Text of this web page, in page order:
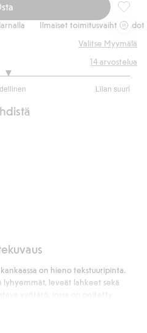
Ilmaiset toimitusvaihtoehdot
Valitse Myymälä
Liian suuri
14arvostelua
on hieno tekstuuripinta.
lyhyemmät, leveät lahkeet sekä
Housuissa on taskut sivusaumoissa